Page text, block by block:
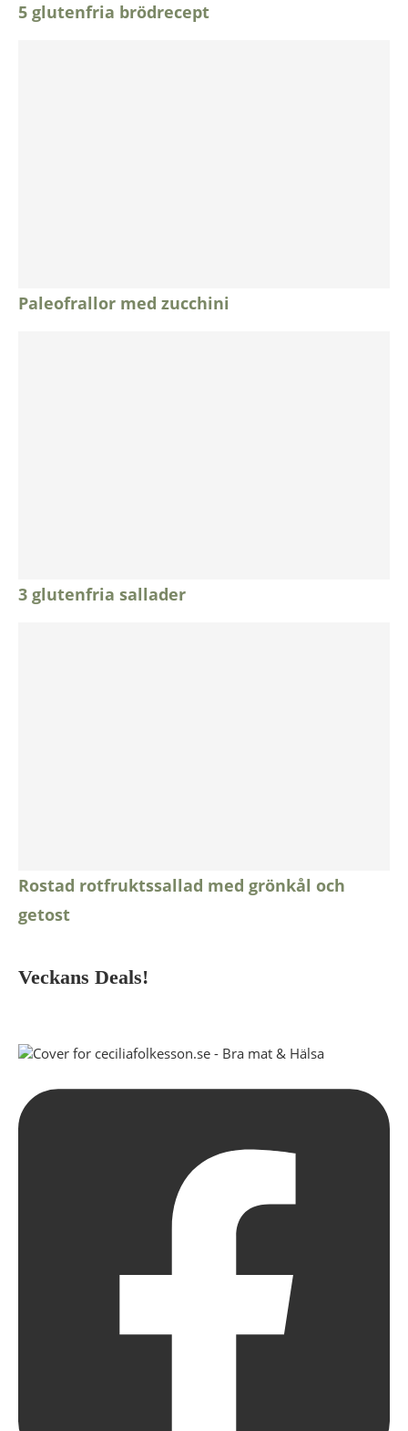
5 glutenfria brödrecept
Paleofrallor med zucchini
3 glutenfria sallader
Rostad rotfruktssallad med grönkål och
getost
Veckans Deals!